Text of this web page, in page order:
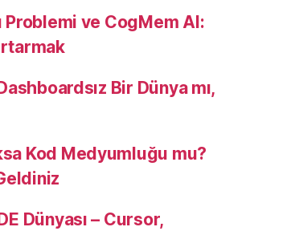
Problemi ve CogMem AI:
Bir Dünya mı,
Kod Medyumluğu mu?
Dünyası – Cursor,